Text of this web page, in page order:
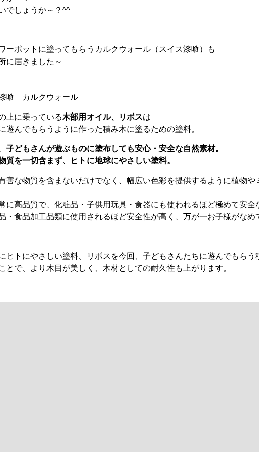
でしょうか～？^^
ーポットに塗ってもらうカルクウォール（スイス漆喰）も
に届きました～
喰 カルクウォール
上に乗っている木部用オイル、リボスは
遊んでもらうように作った積み木に塗るための塗料。
子どもさんが遊ぶものに塗布しても安心・安全な自然素材。
質を一切含まず、ヒトに地球にやさしい塗料。
害な物質を含まないだけでなく、幅広い色彩を提供するように植物
に高品質で、化粧品・子供用玩具・食器にも使われるほど極めて安全
・食品加工品類に使用されるほど安全性が高く、万が一お子様がなめ
ヒトにやさしい塗料、リボスを今回、子どもさんたちに遊んでもら
とで、より木目が美しく、木材としての耐久性も上がります。